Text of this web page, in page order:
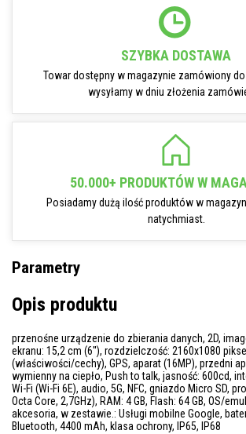
SZYBKA DOSTAWA
Towar dostępny w magazynie zamówiony
wysyłamy w dniu złożenia
50.000+ PRODUKTÓW W
Posiadamy dużą ilość produktów w
natychmiast.
Parametry
Opis produktu
przenośne urządzenie do zbierania danych, 2D,
ekranu: 15,2 cm (6''), rozdzielczość: 2160x1080
(właściwości/cechy), GPS, aparat (16MP), przedni
wymienny na ciepło, Push to talk, jasność: 600cd,
Wi-Fi (Wi-Fi 6E), audio, 5G, NFC, gniazdo Micro SD,
Octa Core, 2,7GHz), RAM: 4 GB, Flash: 64 GB, OS/
akcesoria, w zestawie.: Usługi mobilne Google,
Bluetooth, 4400 mAh, klasa ochrony, IP65, IP68